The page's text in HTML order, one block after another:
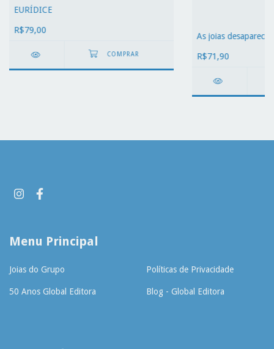
EURÍDICE
R$79,00
As joias
R$71,90
Menu Principal
Joias do Grupo Políticas de Privacidade
50 Anos Global Editora Blog - Global Editora